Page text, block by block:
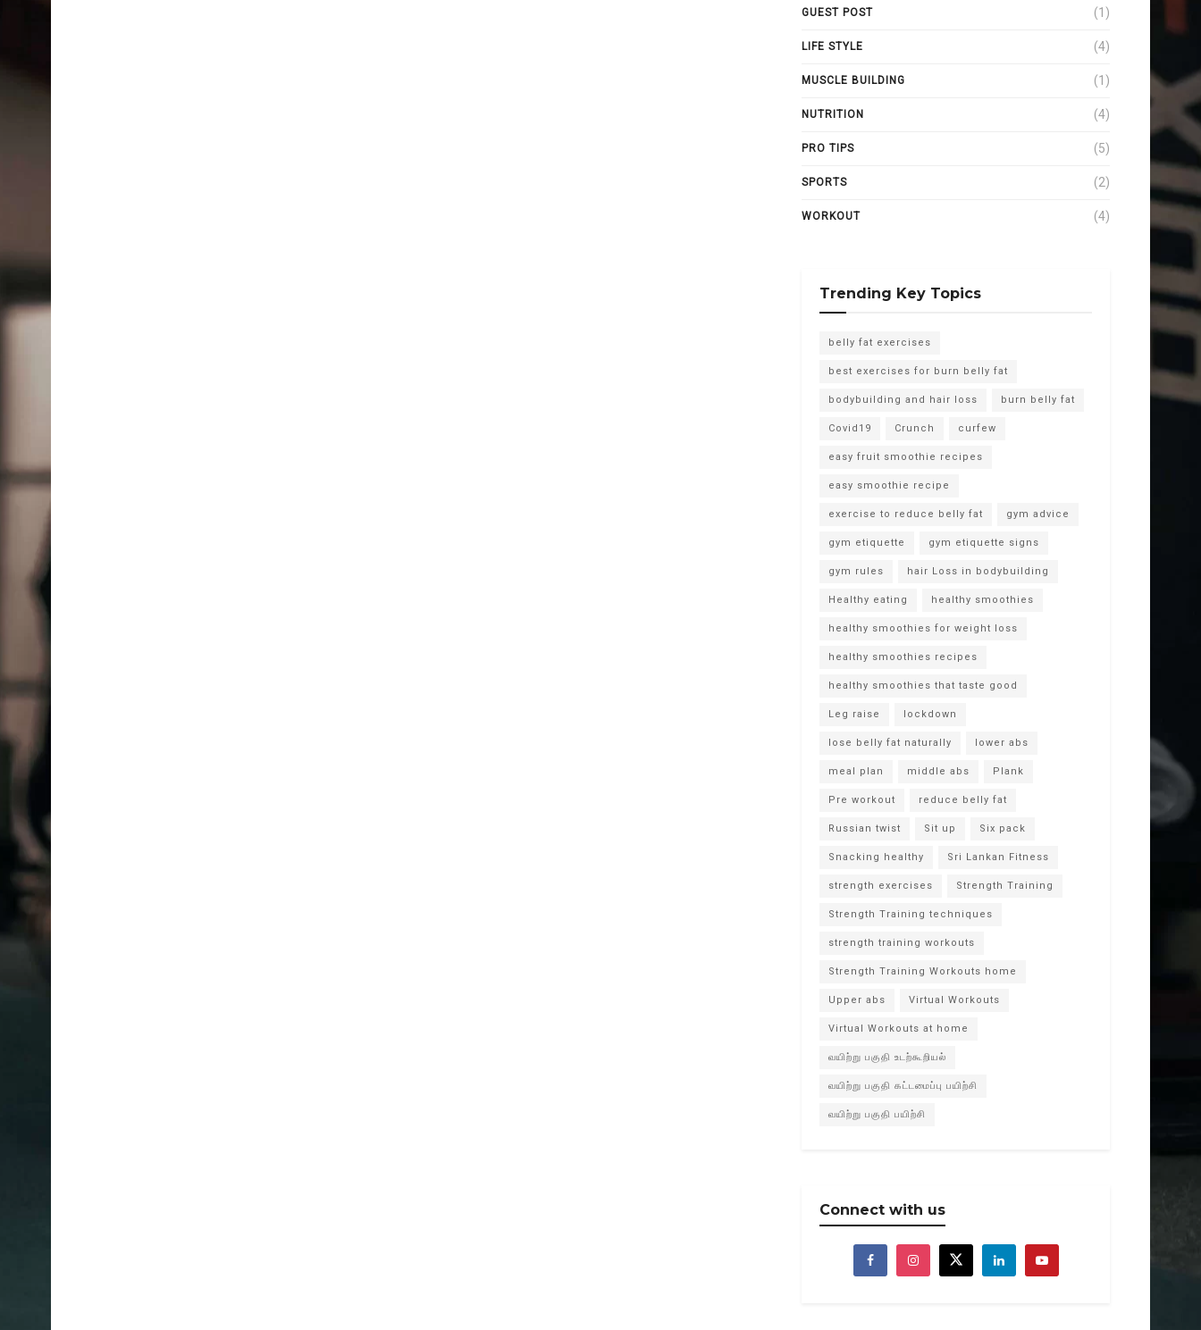
GUEST POST (1)
LIFE STYLE (4)
MUSCLE BUILDING (1)
NUTRITION (4)
PRO TIPS (5)
SPORTS (2)
WORKOUT (4)
Trending Key Topics
belly fat exercises
best exercises for burn belly fat
bodybuilding and hair loss burn belly fat
Covid19 Crunch curfew
easy fruit smoothie recipes
easy smoothie recipe
exercise to reduce belly fat gym advice
gym etiquette gym etiquette signs
gym rules hair Loss in bodybuilding
Healthy eating healthy smoothies
healthy smoothies for weight loss
healthy smoothies recipes
healthy smoothies that taste good
Leg raise lockdown
lose belly fat naturally lower abs
meal plan middle abs Plank
Pre workout reduce belly fat
Russian twist Sit up Six pack
Snacking healthy Sri Lankan Fitness
strength exercises Strength Training
Strength Training techniques
strength training workouts
Strength Training Workouts home
Upper abs Virtual Workouts
Virtual Workouts at home
வயிற்று பகுதி உடற்கூறியல்
வயிற்று பகுதி கட்டமைப்பு பயிற்சி
வயிற்று பகுதி பயிற்சி
Connect with us